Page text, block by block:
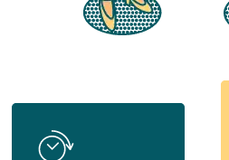
more